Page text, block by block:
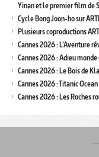
Yinan et le premier film de
Cycle Bong Joon-ho sur
Plusieurs coproductions
Cannes 2026 : L’Aventure
Cannes 2026 : Adieu
Cannes 2026 : Le Bois de
Cannes 2026 : Titanic
Cannes 2026 : Les Roches